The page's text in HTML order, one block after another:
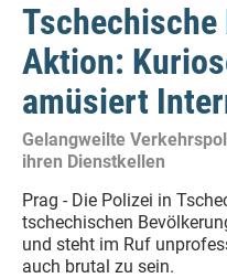
Aktion:
amüsiert
Gelangweilte
ihren Dienstkellen
Prag - Die Polizei in
tschechischen
und steht im Ruf
auch brutal zu sein.